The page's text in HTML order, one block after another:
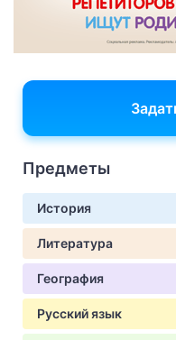
Предметы
История
Литература
География
Русский язык